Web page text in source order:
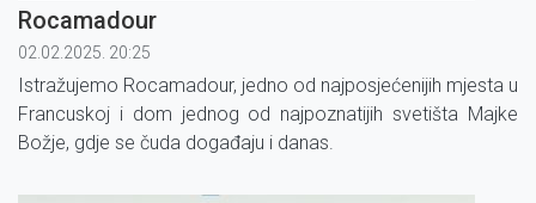
Rocamadour
02.02.2025. 20:25
Istražujemo Rocamadour, jedno od najposjećenijih mjesta u
Francuskoj i dom jednog od najpoznatijih svetišta Majke
Božje, gdje se čuda događaju i danas.